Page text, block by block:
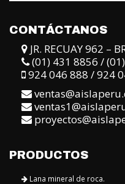
CONTÁCTANOS
JR. RECUAY 962 –
(01) 431 8856 /
924 046 888 / 924
PRODUCTOS
Lana mineral de roca.